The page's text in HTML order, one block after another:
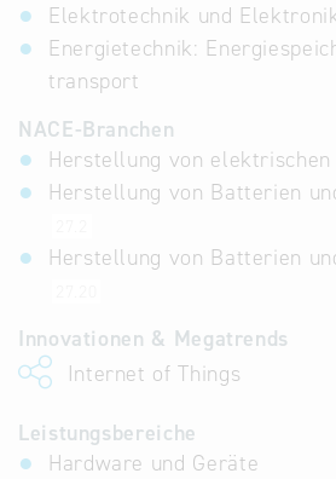
Elektrotechnik und
Energietechnik:
transport
NACE-Branchen
Herstellung von elektrischen
Herstellung von Batterien
Herstellung von Batterien
Innovationen & Megatrends
Internet of Things
Leistungsbereiche
Hardware und Geräte